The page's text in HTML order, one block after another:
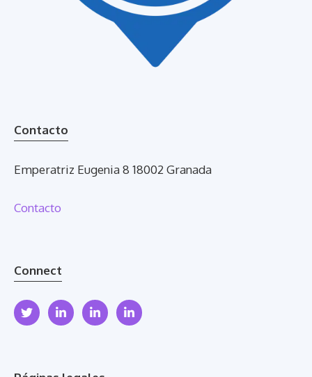
Contacto
Emperatriz Eugenia 8 18002 Granada
Contacto
Connect